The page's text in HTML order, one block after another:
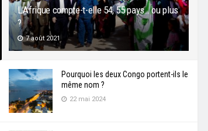
L’Afrique compte-t-elle 54, 55 pays… ou plus
?
7 août 2021
Pourquoi les deux Congo portent-ils le
même nom ?
22 mai 2024